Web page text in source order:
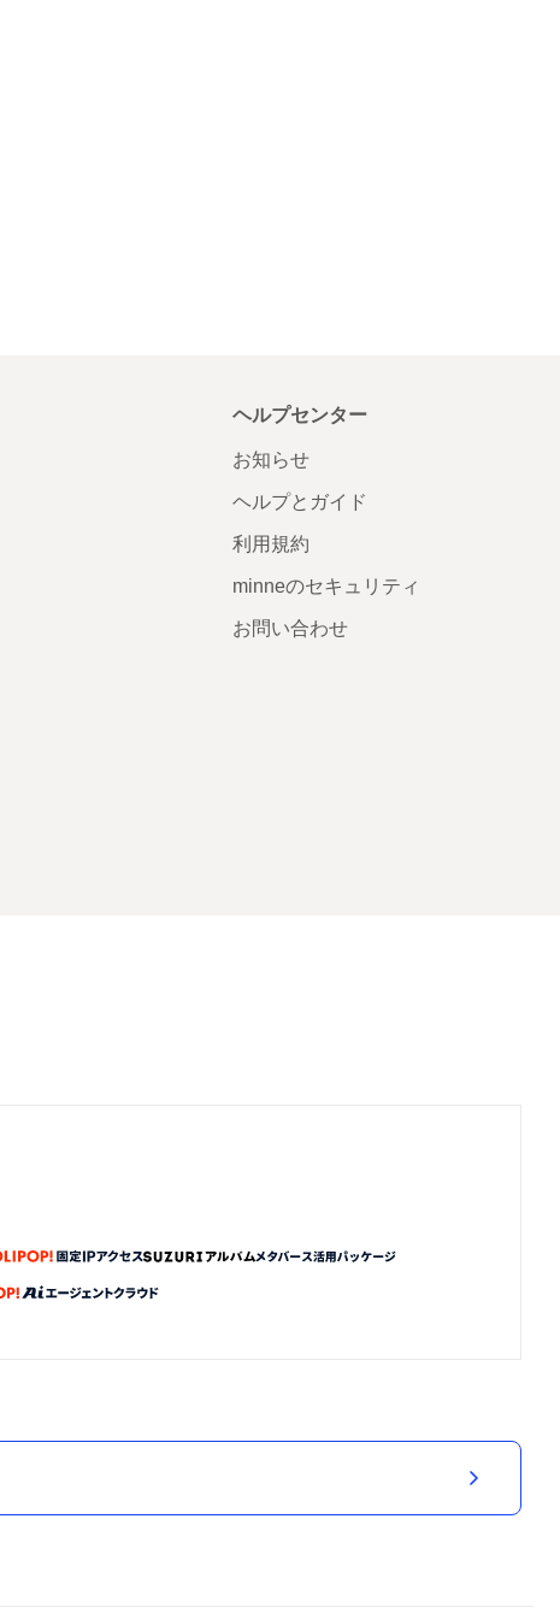
ヘルプセンター
お知らせ
ヘルプとガイド
利用規約
minneのセキュリティ
お問い合わせ